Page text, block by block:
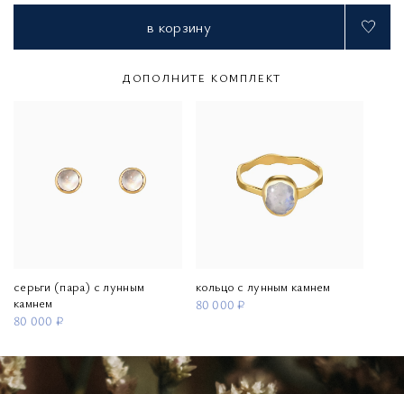
в корзину
ДОПОЛНИТЕ КОМПЛЕКТ
серьги (пара) с лунным
камнем
80 000 ₽
кольцо с лунным камнем
80 000 ₽